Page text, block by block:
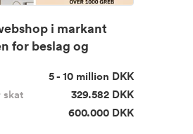
i markant
for beslag og
5 - 10 million DKK
skat
329.582 DKK
600.000 DKK